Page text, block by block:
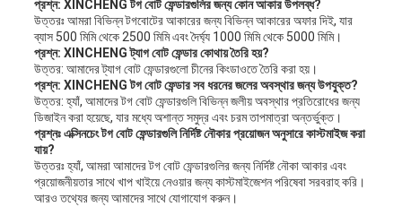
প্রশ্ন: XINCHENG টগ বোট ফেন্ডারগুলির জন্য কোন আকার উপলব্ধ?
উত্তরঃ আমরা বিভিন্ন টগবোটের আকারের জন্য বিভিন্ন আকারের অফার দিই, যার
ব্যাস 500 মিমি থেকে 2500 মিমি এবং দৈর্ঘ্য 1000 মিমি থেকে 5000 মিমি।
প্রশ্ন: XINCHENG ট্যাগ বোট ফেন্ডার কোথায় তৈরি হয়?
উত্তর: আমাদের ট্যাগ বোট ফেন্ডারগুলো চীনের কিংডাওতে তৈরি করা হয়।
প্রশ্ন: XINCHENG টগ বোট ফেন্ডার সব ধরনের জলের অবস্থার জন্য উপযুক্ত?
উত্তর: হ্যাঁ, আমাদের টগ বোট ফেন্ডারগুলি বিভিন্ন জলীয় অবস্থার প্রতিরোধের জন্য
ডিজাইন করা হয়েছে, যার মধ্যে অশান্ত সমুদ্র এবং চরম তাপমাত্রা অন্তর্ভুক্ত।
প্রশ্নঃ এক্সিনচেং টগ বোট ফেন্ডারগুলি নির্দিষ্ট নৌকার প্রয়োজন অনুসারে কাস্টমাইজ করা
যায়?
উত্তরঃ হ্যাঁ, আমরা আমাদের টগ বোট ফেন্ডারগুলির জন্য নির্দিষ্ট নৌকা আকার এবং
প্রয়োজনীয়তার সাথে খাপ খাইয়ে নেওয়ার জন্য কাস্টমাইজেশন পরিষেবা সরবরাহ করি।
আরও তথ্যের জন্য আমাদের সাথে যোগাযোগ করুন।